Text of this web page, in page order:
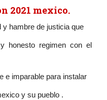
2021 mexico.
hambre de justicia que
honesto regimen con el
e imparable para instalar
y su pueblo .